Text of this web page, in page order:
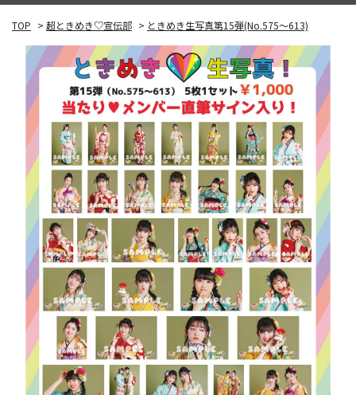
TOP > 超ときめき♡宣伝部 > ときめき生写真第15弾(No.575～613)